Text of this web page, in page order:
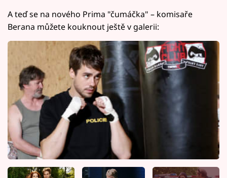
A teď se na nového Prima "čumáčka" – komisaře
Berana můžete kouknout ještě v galerii: